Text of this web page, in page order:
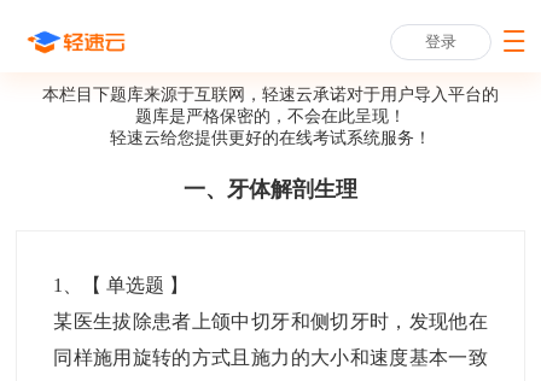
登录
本栏目下题库来源于互联网，轻速云承诺对于用户导入平台的
题库是严格保密的，不会在此呈现！
轻速云给您提供更好的在线考试系统服务！
一、牙体解剖生理
1 、【单选题 】
某医生拔除患者上颌中切牙和侧切牙时，发现他在
同样施用旋转的方式且施力的大小和速度基本一致